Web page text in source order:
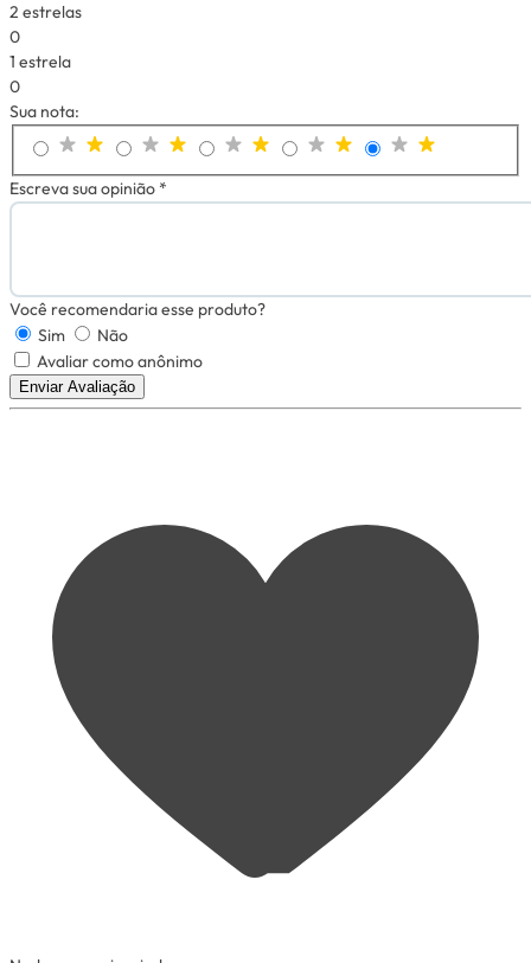
2 estrelas
0
1 estrela
0
Sua nota:
Escreva sua opinião *
Você recomendaria esse produto?
Sim
Não
Avaliar como anônimo
Enviar Avaliação